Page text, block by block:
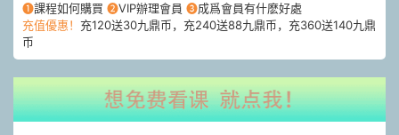
❶課程如何購買 ❷VIP辦理會員 ❸成爲會員有什麽好處
充值優惠！ 充120送30九鼎币，充240送88九鼎币，充360送140九鼎
币